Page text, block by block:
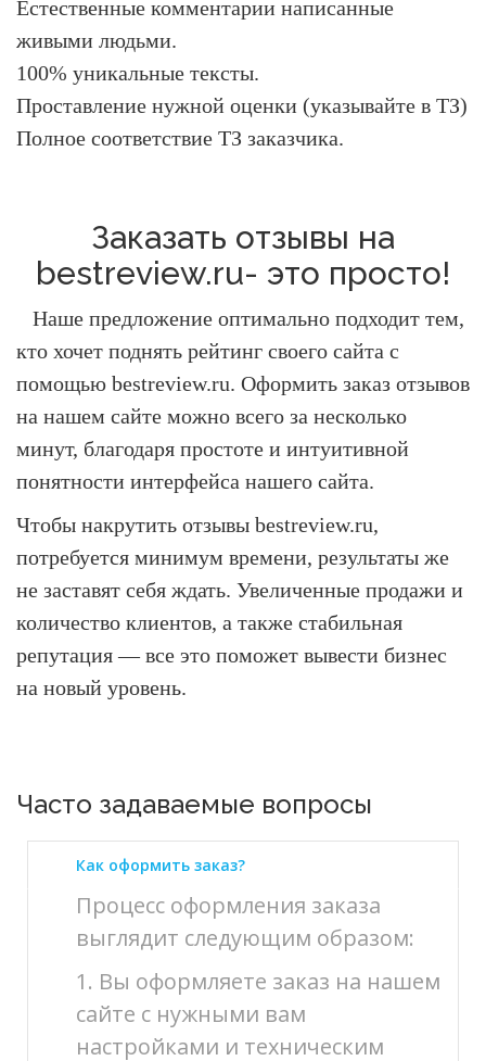
Естественные комментарии написанные
живыми людьми.
100% уникальные тексты.
Проставление нужной оценки (указывайте в ТЗ)
Полное соответствие ТЗ заказчика.
Заказать отзывы на
bestreview.ru- это просто!
Наше предложение оптимально подходит тем,
кто хочет поднять рейтинг своего сайта с
помощью bestreview.ru. Оформить заказ отзывов
на нашем сайте можно всего за несколько
минут, благодаря простоте и интуитивной
понятности интерфейса нашего сайта.
Чтобы накрутить отзывы bestreview.ru,
потребуется минимум времени, результаты же
не заставят себя ждать. Увеличенные продажи и
количество клиентов, а также стабильная
репутация — все это поможет вывести бизнес
на новый уровень.
Часто задаваемые вопросы
Как оформить заказ?
Процесс оформления заказа
выглядит следующим образом:
1. Вы оформляете заказ на нашем
сайте с нужными вам
настройками и техническим